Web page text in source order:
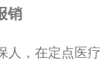
销
人，在定点医疗